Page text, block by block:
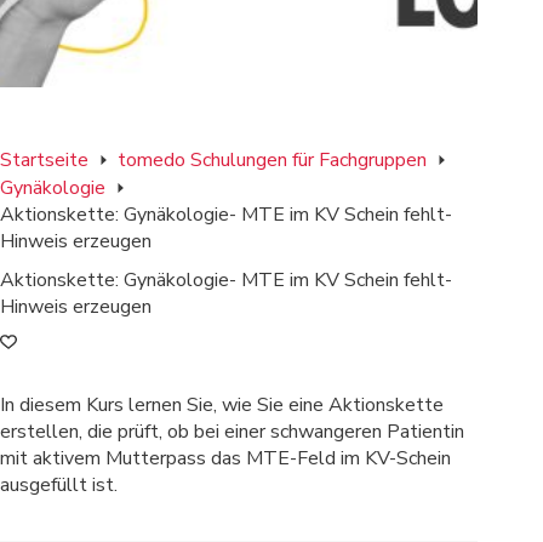
Startseite
tomedo Schulungen für Fachgruppen
Gynäkologie
Aktionskette: Gynäkologie- MTE im KV Schein fehlt-
Hinweis erzeugen
Aktionskette: Gynäkologie- MTE im KV Schein fehlt-
Hinweis erzeugen
In diesem Kurs lernen Sie, wie Sie eine Aktionskette
erstellen, die prüft, ob bei einer schwangeren Patientin
mit aktivem Mutterpass das MTE-Feld im KV-Schein
ausgefüllt ist.